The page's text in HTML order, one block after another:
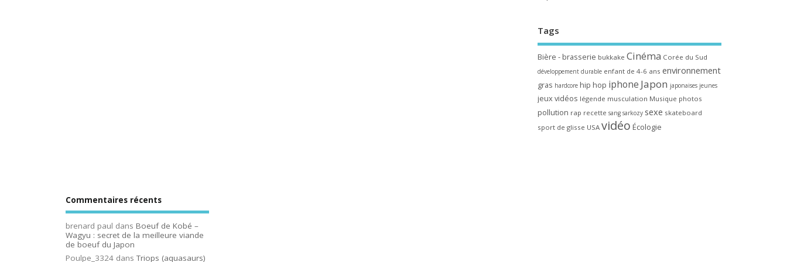
Tags
Bière - brasserie bukkake Cinéma Corée du Sud
développement durable enfant de 4-6 ans environnement
gras hardcore hip hop iphone Japon japonaises jeunes
jeux vidéos légende musculation Musique photos
pollution rap recette sang sarkozy sexe skateboard
sport de glisse USA vidéo Écologie
Commentaires récents
brenard paul dans Boeuf de Kobé –
Wagyu : secret de la meilleure viande
de boeuf du Japon
Poulpe_3324 dansTriops (aquasaurs)